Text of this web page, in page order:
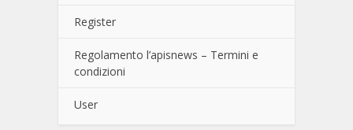
Register
Regolamento l’apisnews – Termini e
condizioni
User